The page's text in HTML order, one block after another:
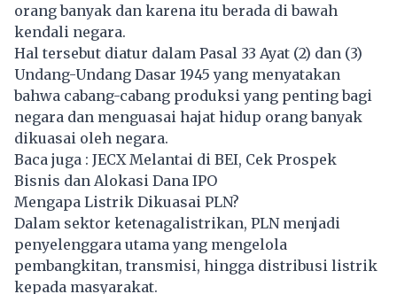
orang banyak dan karena itu berada di bawah
kendali negara.
Hal tersebut diatur dalam Pasal 33 Ayat (2) dan (3)
Undang-Undang Dasar 1945 yang menyatakan
bahwa cabang-cabang produksi yang penting bagi
negara dan menguasai hajat hidup orang banyak
dikuasai oleh negara.
Baca juga : JECX Melantai di BEI, Cek Prospek
Bisnis dan Alokasi Dana IPO
Mengapa Listrik Dikuasai PLN?
Dalam sektor ketenagalistrikan, PLN menjadi
penyelenggara utama yang mengelola
pembangkitan, transmisi, hingga distribusi listrik
kepada masyarakat.